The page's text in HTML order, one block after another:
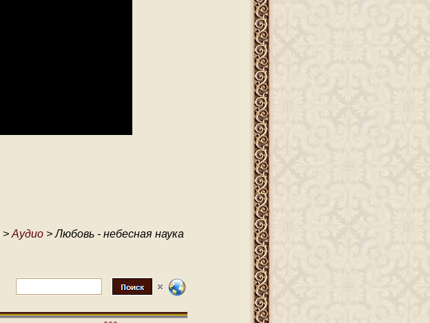
> Аудио > Любовь - небесная наука